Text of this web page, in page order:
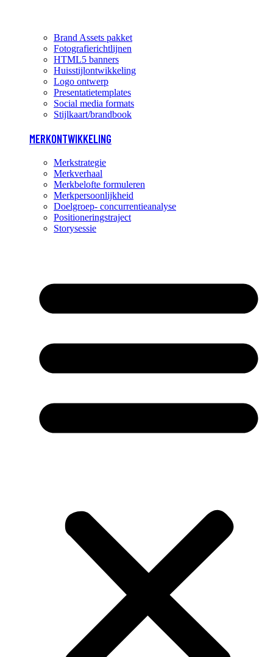
Brand Assets pakket
Fotografierichtlijnen
HTML5 banners
Huisstijlontwikkeling
Logo ontwerp
Presentatietemplates
Social media formats
Stijlkaart/brandbook
MERKONTWIKKELING
Merkstrategie
Merkverhaal
Merkbelofte formuleren
Merkpersoonlijkheid
Doelgroep- concurrentieanalyse
Positioneringstraject
Storysessie